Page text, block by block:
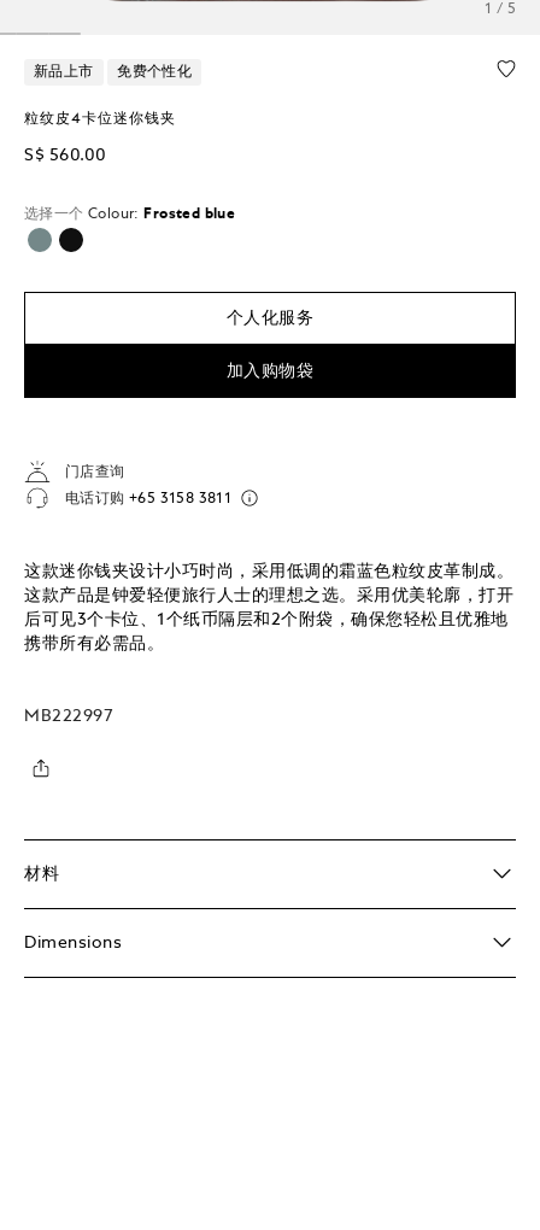
1 / 5
新品上市 免费个性化
粒纹皮4卡位迷你钱夹
S$ 560.00
选择一个 Colour: Frosted blue
已选择
个人化服务
加入购物袋
门店查询
电话订购 +65 3158 3811
这款迷你钱夹设计小巧时尚，采用低调的霜蓝色粒纹皮革制成。
这款产品是钟爱轻便旅行人士的理想之选。采用优美轮廓，打开
后可见3个卡位、1个纸币隔层和2个附袋，确保您轻松且优雅地
携带所有必需品。
MB222997
材料
Dimensions